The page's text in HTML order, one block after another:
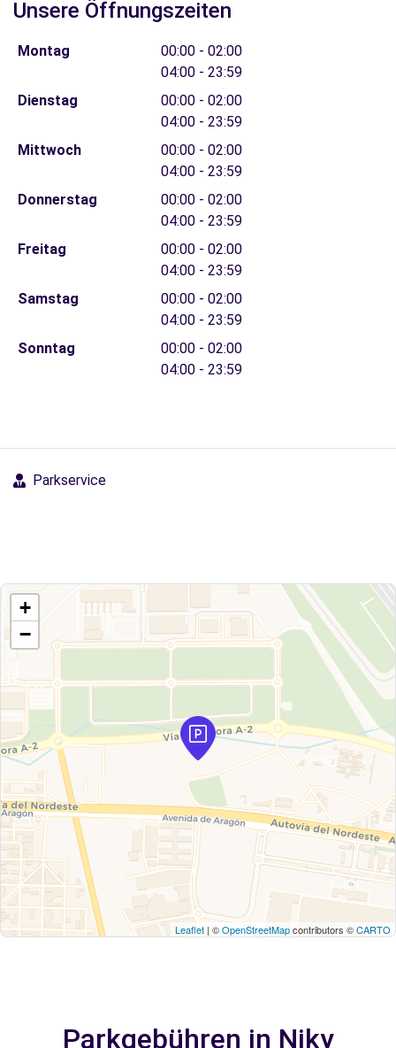
Unsere Öffnungszeiten
Montag
00:00 - 02:00
04:00 - 23:59
Dienstag
00:00 - 02:00
04:00 - 23:59
Mittwoch
00:00 - 02:00
04:00 - 23:59
Donnerstag
00:00 - 02:00
04:00 - 23:59
Freitag
00:00 - 02:00
04:00 - 23:59
Samstag
00:00 - 02:00
04:00 - 23:59
Sonntag
00:00 - 02:00
04:00 - 23:59
Parkservice
+
−
Leaflet | ©OpenStreetMapcontributors ©CARTO
Parkgebühren in Niky